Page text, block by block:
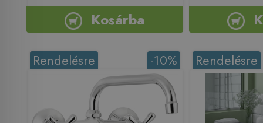
Kosárba
-10%
Rendelésre Rendelésre